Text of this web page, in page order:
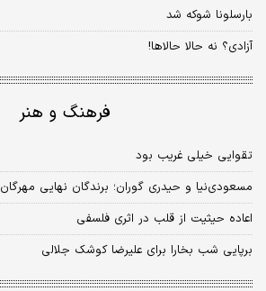
بارسلونا شوکه شد
آزادی؟ نه حالا حالاها!
فرهنگ و هنر
تقوایی خیلی غریب بود
مسعودی‌نیا و حیدری گوران؛ برندگان نهایی مهرگان
اعاده‌ حیثیت از قلب در اثری فلسفی
برپایی شب بخارا برای علیرضا کوشک جلالی